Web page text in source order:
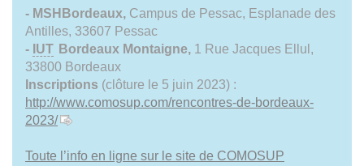
- MSHBordeaux, Campus de Pessac, Esplanade des
Antilles, 33607 Pessac
- IUT Bordeaux Montaigne,1 Rue Jacques Ellul,
33800 Bordeaux
Inscriptions (clôture le 5 juin 2023) :
http://www.comosup.com/rencontres-de-bordeaux-
2023/
Toute l’info en ligne sur le site de COMOSUP